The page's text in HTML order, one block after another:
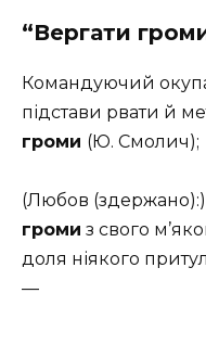
“Вергати
Командуючий
підстави рвати й
громи (Ю. Смолич);
(Любов (здержано):)
громи з свого
доля ніякого
—